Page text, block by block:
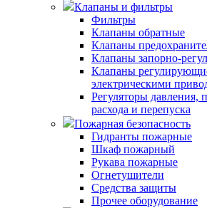
Клапаны и фильтры
Фильтры
Клапаны обратные
Клапаны
Клапаны запорно-
Клапаны
электрическими
Регуляторы давления,
расхода и перепуска
Пожарная безопасность
Гидранты пожарные
Шкаф пожарный
Рукава пожарные
Огнетушители
Средства защиты
Прочее оборудование